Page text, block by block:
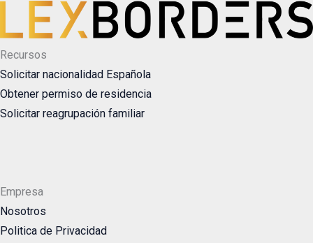
Recursos
Solicitar nacionalidad Española
Obtener permiso de residencia
Solicitar reagrupación familiar
Empresa
Nosotros
Politica de Privacidad